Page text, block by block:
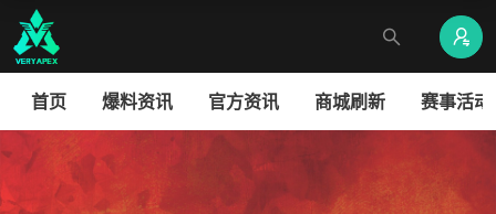
首页 爆料资讯 官方资讯 商城刷新 赛事活动